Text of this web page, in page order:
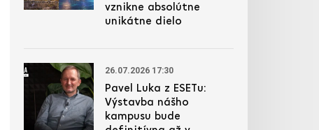
vznikne absolútne
unikátne dielo
26.07.2026 17:30
Pavel Luka z ESETu:
Výstavba nášho
kampusu bude